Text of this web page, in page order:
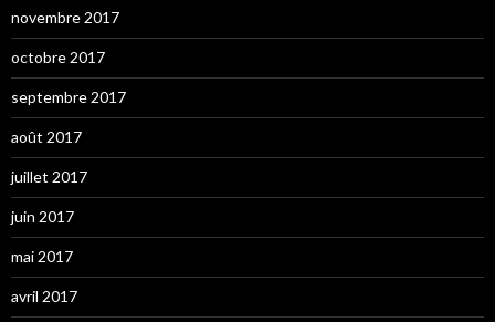
novembre 2017
octobre 2017
septembre 2017
août 2017
juillet 2017
juin 2017
mai 2017
avril 2017